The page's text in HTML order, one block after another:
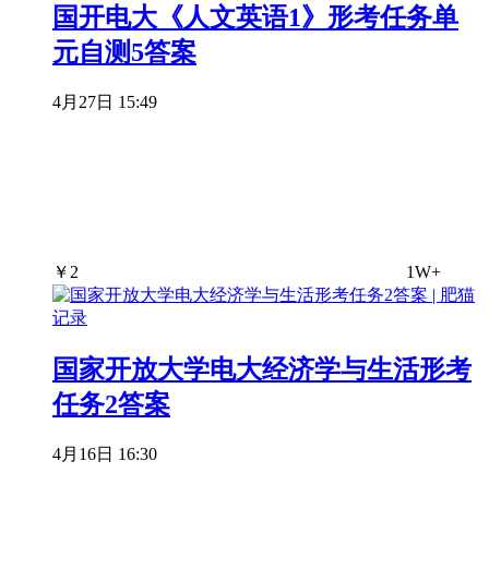
国开电大《人文英语1》形考任务单
元自测5答案
4月27日 15:49
￥ 2 1W+
国家开放大学电大经济学与生活形考
任务2答案
4月16日 16:30